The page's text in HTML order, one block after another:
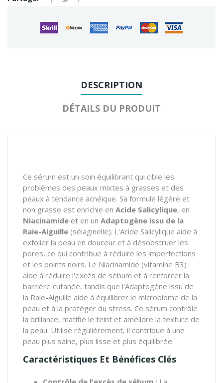
DESCRIPTION
DÉTAILS DU PRODUIT
Ce sérum est un soin équilibrant qui cible les
problèmes des peaux mixtes à grasses et des
peaux à tendance acnéique. Sa formule légère et
non grasse est enrichie en Acide Salicylique, en
Niacinamide et en un Adaptogène issu de la
Raie-Aiguille (sélaginelle). L'Acide Salicylique aide à
exfolier la peau en douceur et à désobstruer les
pores, ce qui contribue à réduire les imperfections
et les points noirs. Le Niacinamide (vitamine B3)
aide à réduire l'excès de sébum et à renforcer la
barrière cutanée, tandis que l'Adaptogène issu de
la Raie-Aiguille aide à équilibrer le microbiome de la
peau et à la protéger du stress. Ce sérum contrôle
la brillance, matifie le teint et améliore la texture de
la peau. Utilisé régulièrement, il contribue à une
peau plus saine, plus lisse et plus équilibrée.
Caractéristiques Et Bénéfices Clés